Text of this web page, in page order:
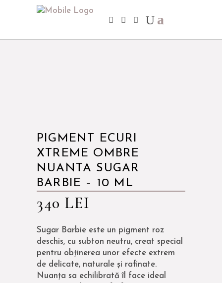
PIGMENT ECURI
XTREME OMBRE
NUANTA SUGAR
BARBIE – 10 ML
340 LEI
Sugar Barbie este un pigment roz
deschis, cu subton neutru, creat special
pentru obținerea unor efecte extrem
de delicate, naturale și rafinate.
Nuanța sa echilibrată îl face ideal